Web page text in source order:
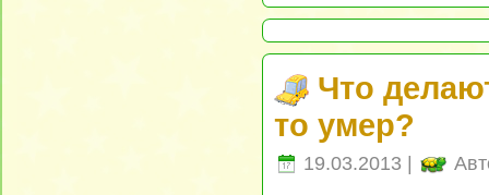
Что
то умер?
19.03.2013 |